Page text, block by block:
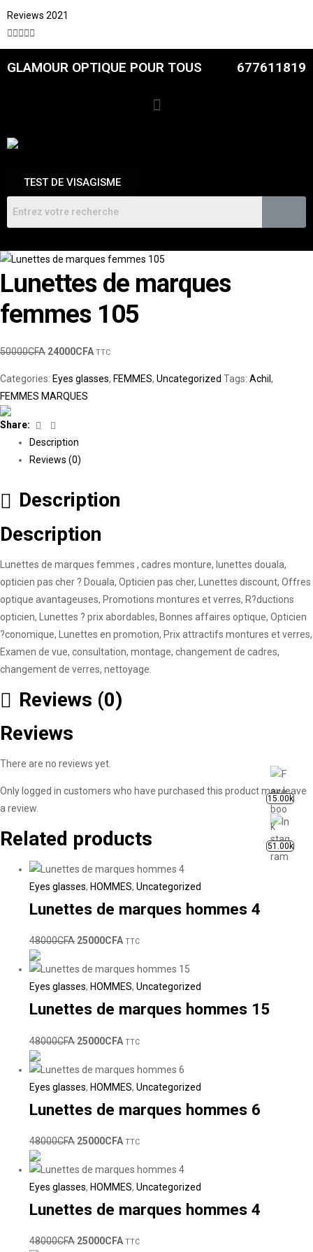
Reviews 2021

GLAMOUR OPTIQUE POUR TOUS 677611819
TEST DE VISAGISME
Lunettes de marques
femmes 105
50000CFA 24000CFA TTC
Categories: Eyes glasses, FEMMES, Uncategorized Tags: Achil ,
FEMMES MARQUES
Share: Facebook
Description
Reviews (0)
Description
Description
Lunettes de marques femmes , cadres monture, lunettes douala,
opticien pas cher ? Douala, Opticien pas cher, Lunettes discount, Offres
optique avantageuses, Promotions montures et verres, R?ductions
opticien, Lunettes ? prix abordables, Bonnes affaires optique, Opticien
?conomique, Lunettes en promotion, Prix attractifs montures et verres,
Examen de vue, consultation, montage, changement de cadres,
changement de verres, nettoyage.
Reviews (0)
Reviews
There are no reviews yet.
Only logged in customers who have purchased this product may leave
a review.
Related products
Eyes glasses, HOMMES, Uncategorized
Lunettes de marques hommes 4
48000CFA 25000CFA TTC
Eyes glasses, HOMMES, Uncategorized
Lunettes de marques hommes 15
48000CFA 25000CFA TTC
Eyes glasses, HOMMES, Uncategorized
Lunettes de marques hommes 6
48000CFA 25000CFA TTC
Eyes glasses, HOMMES, Uncategorized
Lunettes de marques hommes 4
48000CFA 25000CFA TTC
15.00k
51.00k